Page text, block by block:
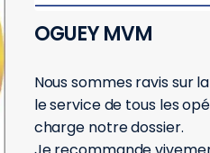
OGUEY MVM
Nous sommes ravis sur
le service de tous les
charge notre dossier.